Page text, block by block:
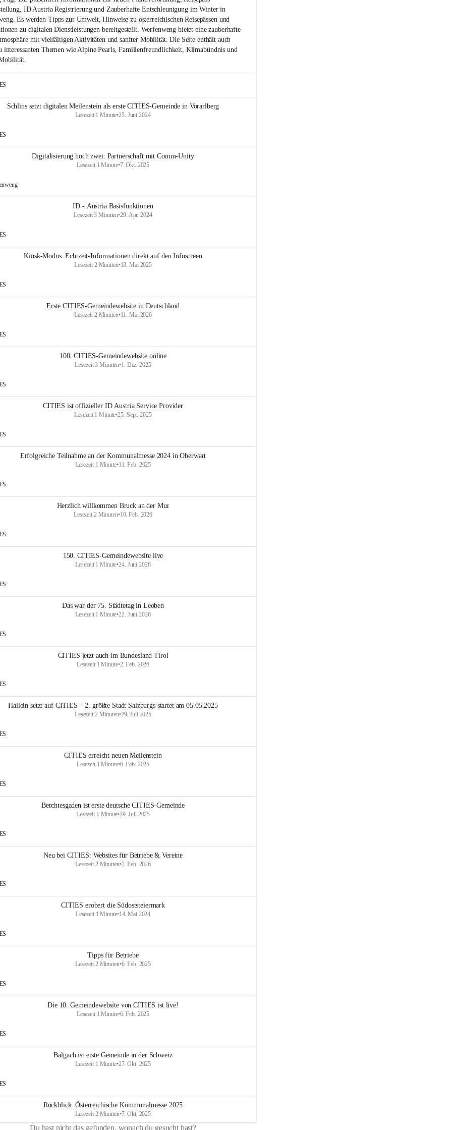
ID Austria Registrierung und Zauberhafte Entschleunigung im Winter in
Es werden Tipps zur Umwelt, Hinweise zu österreichischen Reisepässen und
zu digitalen Dienstleistungen bereitgestellt. Werfenweng bietet eine zauberhafte
mit vielfältigen Aktivitäten und sanfter Mobilität. Die Seite enthält auch
interessanten Themen wie Alpine Pearls, Familienfreundlichkeit, Klimabündnis und
Schlins setzt digitalen Meilenstein als erste CITIES-Gemeinde in Vorarlberg
Lesezeit 1 Minute•25. Juni 2024
Digitalisierung hoch zwei: Partnerschaft mit Comm-Unity
Lesezeit 1 Minute•7. Okt. 2025
ID - Austria Basisfunktionen
Lesezeit 3 Minuten•29. Apr. 2024
Kiosk-Modus: Echtzeit-Informationen direkt auf den Infoscreen
Lesezeit 2 Minuten•13. Mai 2025
Erste CITIES-Gemeindewebsite in Deutschland
Lesezeit 2 Minuten•11. Mai 2026
100. CITIES-Gemeindewebsite online
Lesezeit 3 Minuten•1. Dez. 2025
CITIES ist offizieller ID Austria Service Provider
Lesezeit 1 Minute•25. Sept. 2025
Erfolgreiche Teilnahme an der Kommunalmesse 2024 in Oberwart
Lesezeit 1 Minute•11. Feb. 2025
Herzlich willkommen Bruck an der Mur
Lesezeit 2 Minuten•10. Feb. 2026
150. CITIES-Gemeindewebsite live
Lesezeit 1 Minute•24. Juni 2026
Das war der 75. Städtetag in Leoben
Lesezeit 1 Minute•22. Juni 2026
CITIES jetzt auch im Bundesland Tirol
Lesezeit 1 Minute•2. Feb. 2026
Hallein setzt auf CITIES – 2. größte Stadt Salzburgs startet am 05.05.2025
Lesezeit 2 Minuten•29. Juli 2025
CITIES erreicht neuen Meilenstein
Lesezeit 1 Minute•6. Feb. 2025
Berchtesgaden ist erste deutsche CITIES-Gemeinde
Lesezeit 1 Minute•29. Juli 2025
Neu bei CITIES: Websites für Betriebe & Vereine
Lesezeit 2 Minuten•2. Feb. 2026
CITIES erobert die Südoststeiermark
Lesezeit 1 Minute•14. Mai 2024
Tipps für Betriebe
Lesezeit 2 Minuten•6. Feb. 2025
Die 10. Gemeindewebsite von CITIES ist live!
Lesezeit 1 Minute•6. Feb. 2025
Balgach ist erste Gemeinde in der Schweiz
Lesezeit 1 Minute•27. Okt. 2025
Rückblick: Österreichische Kommunalmesse 2025
Lesezeit 2 Minuten•7. Okt. 2025
Du hast nicht das gefunden, wonach du gesucht hast?